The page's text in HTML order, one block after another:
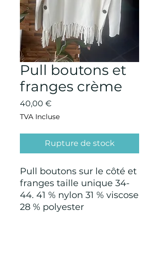
Pull boutons et
franges crème
40,00 €
TVA Incluse
Rupture de stock
Pull boutons sur le côté et
franges taille unique 34-
44. 41 % nylon 31 % viscose
28 % polyester